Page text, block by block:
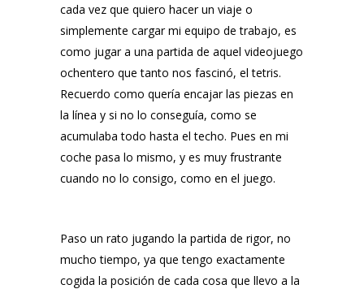
cada vez que quiero hacer un viaje o
simplemente cargar mi equipo de trabajo, es
como jugar a una partida de aquel videojuego
ochentero que tanto nos fascinó, el tetris.
Recuerdo como quería encajar las piezas en
la línea y si no lo conseguía, como se
acumulaba todo hasta el techo. Pues en mi
coche pasa lo mismo, y es muy frustrante
cuando no lo consigo, como en el juego.
Paso un rato jugando la partida de rigor, no
mucho tiempo, ya que tengo exactamente
cogida la posición de cada cosa que llevo a la